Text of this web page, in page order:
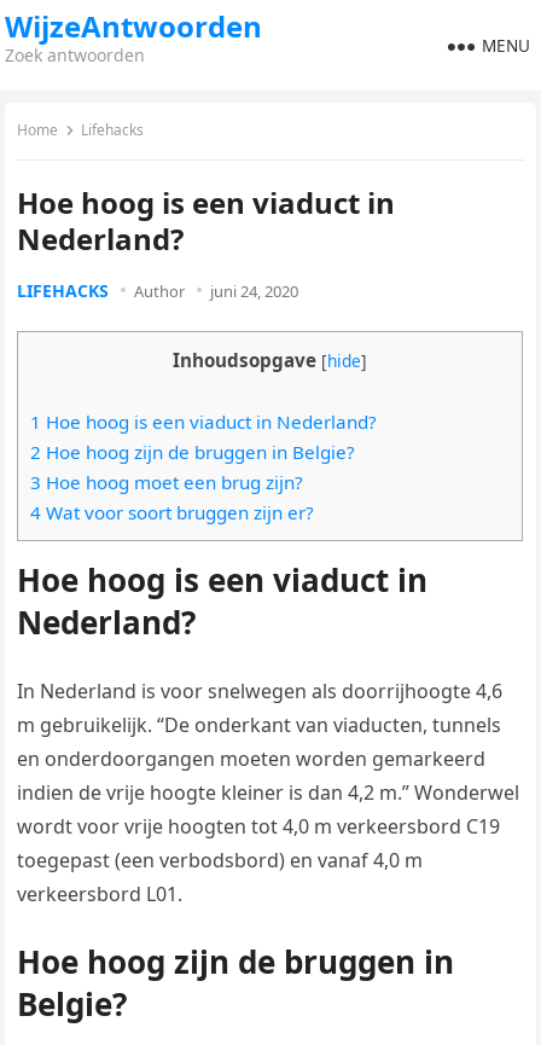
WijzeAntwoorden
Zoek antwoorden MENU
Home Lifehacks
Hoe hoog is een viaduct in
Nederland?
LIFEHACKS Author juni 24, 2020
Inhoudsopgave [hide]
1 Hoe hoog is een viaduct in Nederland?
2 Hoe hoog zijn de bruggen in Belgie?
3 Hoe hoog moet een brug zijn?
4 Wat voor soort bruggen zijn er?
Hoe hoog is een viaduct in
Nederland?
In Nederland is voor snelwegen als doorrijhoogte 4,6
m gebruikelijk. “De onderkant van viaducten, tunnels
en onderdoorgangen moeten worden gemarkeerd
indien de vrije hoogte kleiner is dan 4,2 m.” Wonderwel
wordt voor vrije hoogten tot 4,0 m verkeersbord C19
toegepast (een verbodsbord) en vanaf 4,0 m
verkeersbord L01.
Hoe hoog zijn de bruggen in
Belgie?